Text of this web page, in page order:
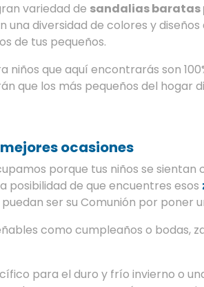
variedad de sandalias baratas
diversidad de colores y
de tus pequeños.
niños que aquí encontrarás son
que los más pequeños del hogar
ocasiones
porque tus niños se
posibilidad de que encuentres esos
ser su Comunión por poner
como cumpleaños o bodas,
para el duro y frío invierno o